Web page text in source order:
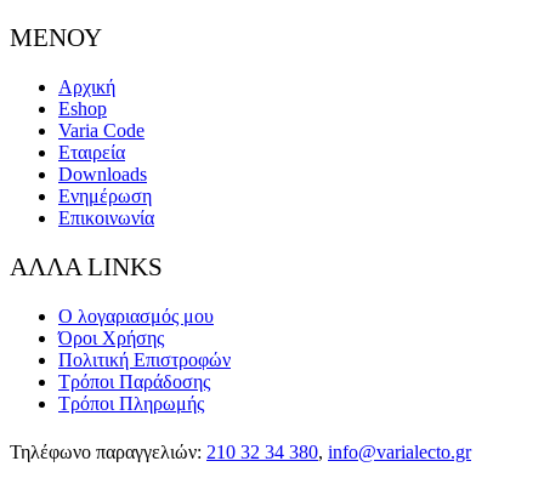
ΜΕΝΟΥ
Αρχική
Eshop
Varia Code
Εταιρεία
Downloads
Ενημέρωση
Επικοινωνία
ΑΛΛΑ LINKS
Ο λογαριασμός μου
Όροι Χρήσης
Πολιτική Επιστροφών
Τρόποι Παράδοσης
Τρόποι Πληρωμής
Τηλέφωνο παραγγελιών: 210 32 34 380, info@varialecto.gr